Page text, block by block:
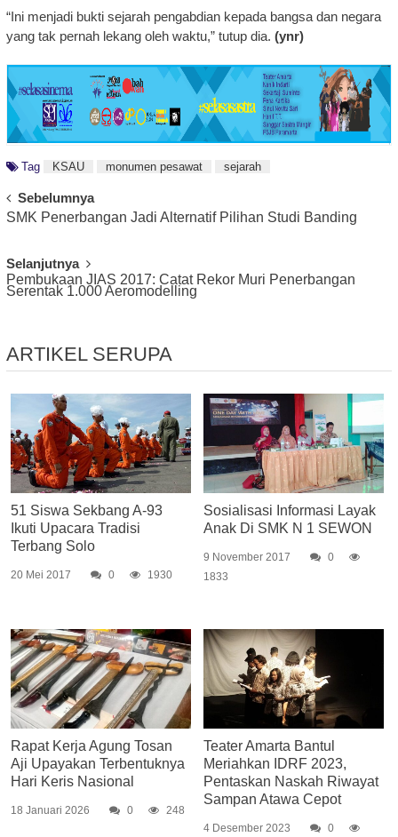
“Ini menjadi bukti sejarah pengabdian kepada bangsa dan negara
yang tak pernah lekang oleh waktu,” tutup dia. (ynr)
Tag KSAU monumen pesawat sejarah
Post
Navigation
Sebelumnya
SMK Penerbangan Jadi Alternatif Pilihan Studi Banding
Selanjutnya
Pembukaan JIAS 2017: Catat Rekor Muri Penerbangan
Serentak 1.000 Aeromodelling
ARTIKEL SERUPA
51 Siswa Sekbang A-93
Ikuti Upacara Tradisi
Terbang Solo
20 Mei 2017 0 1930
Sosialisasi Informasi Layak
Anak Di SMK N 1 SEWON
9 November 2017
0
1833
Rapat Kerja Agung Tosan
Aji Upayakan Terbentuknya
Hari Keris Nasional
18 Januari 2026 0 248
Teater Amarta Bantul
Meriahkan IDRF 2023,
Pentaskan Naskah Riwayat
Sampan Atawa Cepot
4 Desember 2023 0